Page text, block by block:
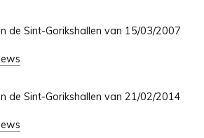
de Sint-Gorikshallen van 15/03/2007
de Sint-Gorikshallen van 21/02/2014